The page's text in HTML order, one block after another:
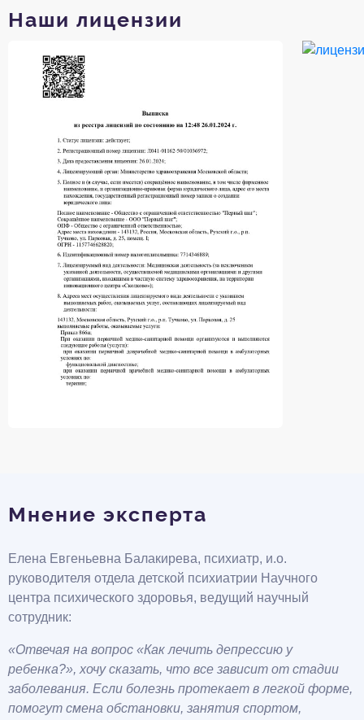
Наши лицензии
Мнение эксперта
Елена Евгеньевна Балакирева, психиатр, и.о.
руководителя отдела детской психиатрии Научного
центра психического здоровья, ведущий научный
сотрудник:
«Отвечая на вопрос «Как лечить депрессию у
ребенка?», хочу сказать, что все зависит от стадии
заболевания. Если болезнь протекает в легкой форме,
помогут смена обстановки, занятия спортом,